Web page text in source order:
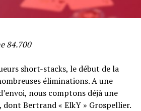
84.700
short-stacks, le début de la
éliminations. A une
nous comptons déjà une
Bertrand « ElkY » Grospellier.